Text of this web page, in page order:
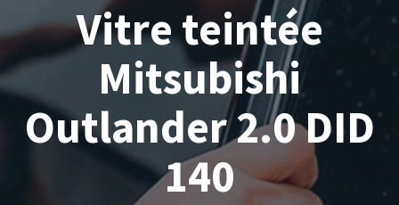
Vitre teintée
Mitsubishi
Outlander 2.0 DID
140